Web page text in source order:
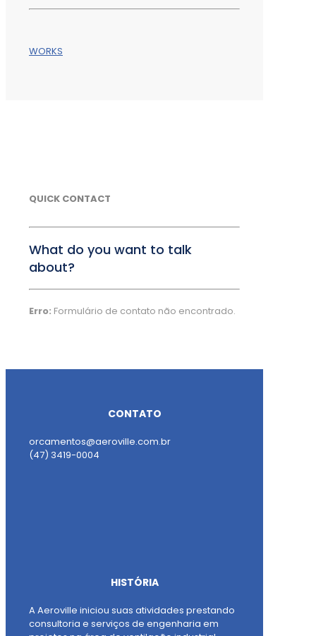
WORKS
QUICK CONTACT
What do you want to talk
about?
Erro: Formulário de contato não encontrado.
CONTATO
orcamentos@aeroville.com.br
(47) 3419-0004
HISTÓRIA
A Aeroville iniciou suas atividades prestando
consultoria e serviços de engenharia em